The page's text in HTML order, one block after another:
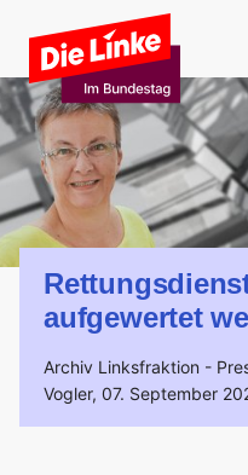
Zum Hauptinhalt springen
aufgewertet
Archiv Linksfraktion -
Vogler, 07. September